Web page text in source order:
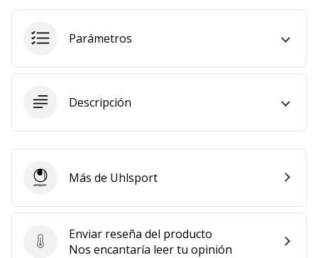
Parámetros
Descripción
Enviar reseña del producto
Enviar reseña del producto
Nos encantaría leer tu opinión
UhlsportMás de Uhlsport